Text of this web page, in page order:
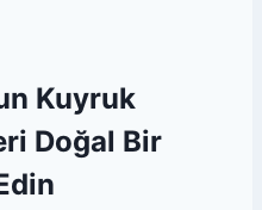
Kuyruk
Doğal Bir